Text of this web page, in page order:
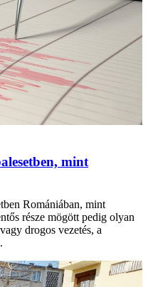
mint
Romániában, mint
része mögött pedig olyan
drogos vezetés, a